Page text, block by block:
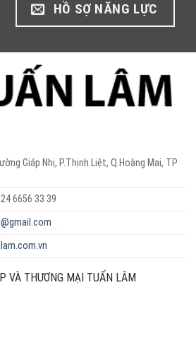
HỒ SỢ NĂNG LỰC
Giáp Nhị, P.Thịnh Liệt, Q.Hoàng Mai, TP
6656 33 39
VÀ THƯƠNG MẠI TUẤN LÂM